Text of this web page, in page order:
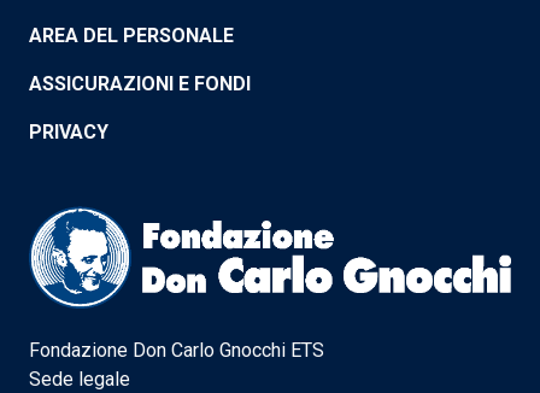
AREA DEL PERSONALE
ASSICURAZIONI E FONDI
PRIVACY
Fondazione Don Carlo Gnocchi ETS
Sede legale